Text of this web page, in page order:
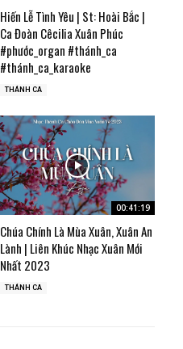
Hiến Lễ Tình Yêu | St: Hoài Bắc |
Ca Đoàn Cêcilia Xuân Phúc
#phước_organ #thánh_ca
#thánh_ca_karaoke
THÁNH CA
00:41:19
Chúa Chính Là Mùa Xuân, Xuân An
Lành | Liên Khúc Nhạc Xuân Mới
Nhất 2023
THÁNH CA